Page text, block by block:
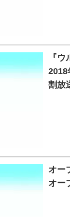
『
2018
割放
オー
オー